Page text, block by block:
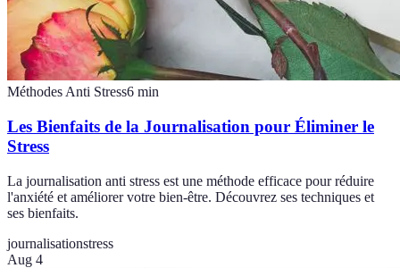
Méthodes Anti Stress6 min
Les Bienfaits de la Journalisation pour Éliminer le
Stress
La journalisation anti stress est une méthode efficace pour réduire
l'anxiété et améliorer votre bien-être. Découvrez ses techniques et
ses bienfaits.
journalisationstress
Aug 4